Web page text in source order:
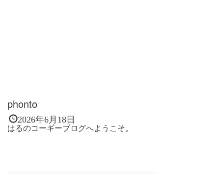
phonto
2026年6月18日
はるのコーギーブログへようこそ。